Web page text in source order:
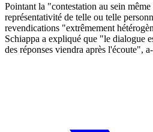
Pointant la "contestation au sein
représentativité de telle ou telle
revendications "extrêmement
Schiappa a expliqué que "le dialogue
des réponses viendra après l'écoute",